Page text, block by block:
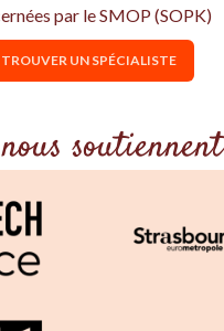
par le SMOP (SOPK)
TROUVER UN SPÉCIALISTE
soutiennent